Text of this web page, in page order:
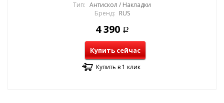
Тип: Антискол / Накладки
Бренд: RUS
4 390 Р
Купить сейчас
Купить в 1 клик